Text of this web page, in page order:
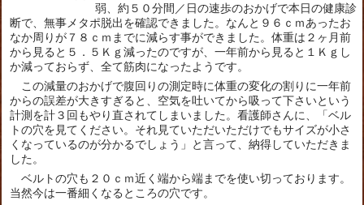
弱、約５０分間／日の速歩のおかげで本日の健康診
断で、無事メタポ脱出を確認できました。なんと９６ｃｍあったお
なか周りが７８ｃｍまでに減らす事ができました。体重は２ヶ月前
から見ると５．５Ｋｇ減ったのですが、一年前から見ると１Ｋｇし
か減っておらず、全て筋肉になったようです。
この減量のおかげで腹回りの測定時に体重の変化の割りに一年前
からの誤差が大きすぎると、空気を吐いてから吸って下さいという
計測を計３回もやり直されてしまいました。看護師さんに、「ベル
トの穴を見てください。それ見ていただいただけでもサイズが小さ
くなっているのが分かるでしょう」と言って、納得していただきま
した。
ベルトの穴も２０ｃｍ近く端から端までを使い切っております。
当然今は一番細くなるところの穴です。